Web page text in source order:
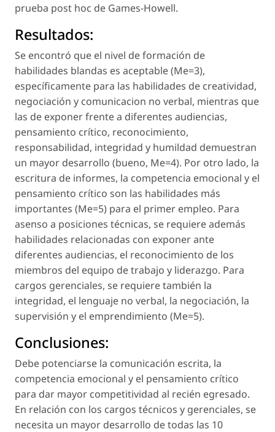
prueba post hoc de Games-Howell.
Resultados:
Se encontró que el nivel de formación de
habilidades blandas es aceptable (Me=3),
específicamente para las habilidades de creatividad,
negociación y comunicacion no verbal, mientras que
las de exponer frente a diferentes audiencias,
pensamiento crítico, reconocimiento,
responsabilidad, integridad y humildad demuestran
un mayor desarrollo (bueno, Me=4). Por otro lado, la
escritura de informes, la competencia emocional y el
pensamiento crítico son las habilidades más
importantes (Me=5) para el primer empleo. Para
asenso a posiciones técnicas, se requiere además
habilidades relacionadas con exponer ante
diferentes audiencias, el reconocimiento de los
miembros del equipo de trabajo y liderazgo. Para
cargos gerenciales, se requiere también la
integridad, el lenguaje no verbal, la negociación, la
supervisión y el emprendimiento (Me=5).
Conclusiones:
Debe potenciarse la comunicación escrita, la
competencia emocional y el pensamiento crítico
para dar mayor competitividad al recién egresado.
En relación con los cargos técnicos y gerenciales, se
necesita un mayor desarrollo de todas las 10